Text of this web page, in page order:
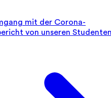
mit der Corona-
von unseren Studenten